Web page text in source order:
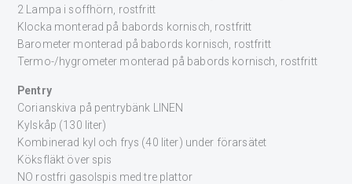
2 Lampa i soffhörn, rostfritt
Klocka monterad på babords kornisch, rostfritt
Barometer monterad på babords kornisch, rostfritt
Termo-/hygrometer monterad på babords kornisch, rostfritt
Pentry
Corianskiva på pentrybänk LINEN
Kylskåp (130 liter)
Kombinerad kyl och frys (40 liter) under förarsätet
Köksfläkt över spis
NO rostfri gasolspis med tre plattor